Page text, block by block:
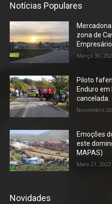
Notícias Populares
zona de
Empresário
Março 30,
Piloto
Enduro
cancelada.
Novembro
Emoções
este
MAPAS)
Maio 21, 2022
Novidades